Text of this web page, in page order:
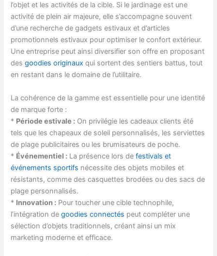
l’objet et les activités de la cible. Si le jardinage est une
activité de plein air majeure, elle s’accompagne souvent
d’une recherche de gadgets estivaux et d’articles
promotionnels estivaux pour optimiser le confort extérieur.
Une entreprise peut ainsi diversifier son offre en proposant
desgoodies originaux qui sortent des sentiers battus, tout
en restant dans le domaine de l’utilitaire.
La cohérence de la gamme est essentielle pour une identité
de marque forte :
* Période estivale : On privilégie les cadeaux clients été
tels que les chapeaux de soleil personnalisés, les serviettes
de plage publicitaires ou les brumisateurs de poche.
* Événementiel : La présence lors defestivals et
événements sportifs nécessite des objets mobiles et
résistants, comme des casquettes brodées ou des sacs de
plage personnalisés.
* Innovation : Pour toucher une cible technophile,
l’intégration degoodies connectés peut compléter une
sélection d’objets traditionnels, créant ainsi un mix
marketing moderne et efficace.